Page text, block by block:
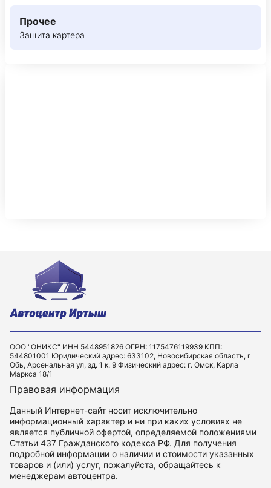
Прочее
Защита картера
ООО "ОНИКС" ИНН 5448951826 ОГРН: 1175476119939 КПП:
544801001 Юридический адрес: 633102, Новосибирская область, г
Обь, Арсенальная ул, зд. 1 к. 9 Физический адрес: г. Омск, Карла
Маркса 18/1
Правовая информация
Данный Интернет-сайт носит исключительно
информационный характер и ни при каких условиях не
является публичной офертой, определяемой положениями
Статьи 437 Гражданского кодекса РФ. Для получения
подробной информации о наличии и стоимости указанных
товаров и (или) услуг, пожалуйста, обращайтесь к
менеджерам автоцентра.